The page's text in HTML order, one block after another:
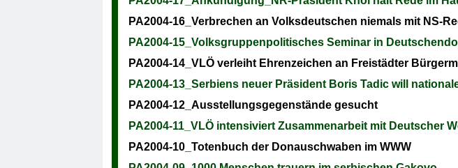
PA2004-16_Verbrechen an Volksdeutschen niemals mit NS-
PA2004-15_Volksgruppenpolitisches Seminar in
PA2004-14_VLÖ verleiht Ehrenzeichen an Freistädter
PA2004-13_Serbiens neuer Präsident Boris Tadic will
PA2004-12_Ausstellungsgegenstände gesucht
PA2004-11_VLÖ intensiviert Zusammenarbeit mit Deutscher
PA2004-10_Totenbuch der Donauschwaben im WWW